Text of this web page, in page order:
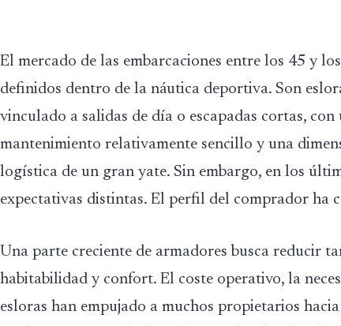
El mercado de las embarcaciones entre los 45 y
definidos dentro de la náutica deportiva. Son
vinculado a salidas de día o escapadas cortas,
mantenimiento relativamente sencillo y una
logística de un gran yate. Sin embargo, en los
expectativas distintas. El perfil del comprador ha
Una parte creciente de armadores busca reducir
habitabilidad y confort. El coste operativo, la
esloras han empujado a muchos propietarios